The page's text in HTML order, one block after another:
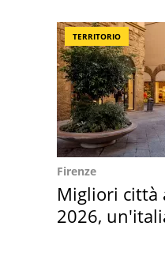
TERRITORIO
Firenze
Migliori città
2026,